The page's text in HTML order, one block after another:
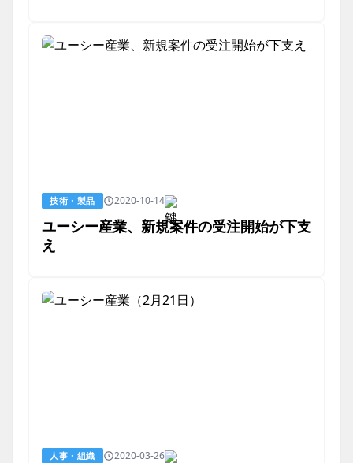
技術・製品 2020-10-14
ユーシー産業、新規案件の受注開始が下支
え
人事・組織 2020-03-26